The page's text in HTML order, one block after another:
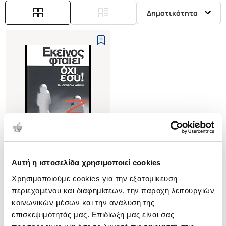
Αυτή η ιστοσελίδα χρησιμοποιεί cookies
Χρησιμοποιούμε cookies για την εξατομίκευση
περιεχομένου και διαφημίσεων, την παροχή λειτουργιών
κοινωνικών μέσων και την ανάλυση της
επισκεψιμότητάς μας. Επιδίωξη μας είναι σας
Δημοτικότητα
(0)
ΕΚΕΙΝΟΣ ΦΤΑΙΕΙ ΟΧΙ ΕΣΥ!
WITKIN GEORGIA
Κωδ. Πολιτείας:4440-0468